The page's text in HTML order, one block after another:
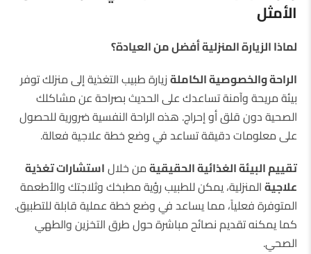
الأمثل
لماذا الزيارة المنزلية أفضل من العيادة؟
الراحة والخصوصية الكاملةزيارة طبيب التغذية إلى منزلك توفر
بيئة مريحة وآمنة تساعدك على الحديث بصراحة عن مشاكلك
الصحية دون قلق أو إحراج. هذه الراحة النفسية ضرورية للحصول
على معلومات دقيقة تساعد في وضع خطة علاجية فعالة.
تقييم البيئة الغذائية الحقيقيةمن خلالاستشارات تغذية
علاجيةالمنزلية، يمكن للطبيب رؤية مطبخك وثلاجتك والأطعمة
المتوفرة فعلياً، مما يساعد في وضع خطة عملية قابلة للتطبيق.
كما يمكنه تقديم نصائح مباشرة حول طرق التخزين والطهي
الصحي.